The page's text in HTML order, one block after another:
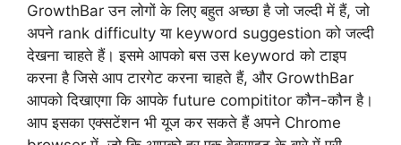
GrowthBar उन लोगों के लिए बहुत अच्छा है जो जल्दी में हैं, जो
अपने rank difficulty या keyword suggestion को जल्दी
देखना चाहते हैं। इसमे आपको बस उस keyword को टाइप
करना है जिसे आप टारगेट करना चाहते हैं, और GrowthBar
आपको दिखाएगा कि आपके future compititor कौन-कौन है।
आप इसका एक्सटेंशन भी यूज कर सकते हैं अपने Chrome